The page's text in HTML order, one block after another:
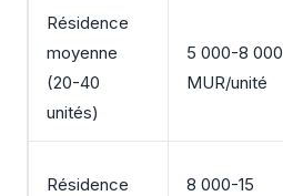
Résidence
moyenne
(20-40
unités)
5 000-8 000
MUR/unité
Résidence
8 000-15